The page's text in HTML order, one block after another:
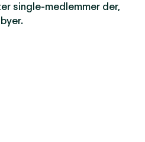
single-medlemmer der,